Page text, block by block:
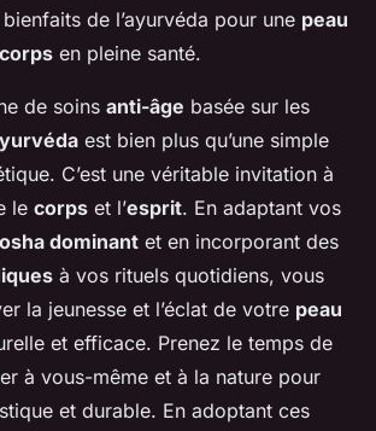
de l’ayurvéda pour une peau
corps en pleine santé.
de soins anti-âge basée sur les
est bien plus qu’une simple
C’est une véritable invitation à
le corps et l’esprit. En adaptant vos
dominant et en incorporant des
à vos rituels quotidiens, vous
la jeunesse et l’éclat de votre peau
et efficace. Prenez le temps de
à vous-même et à la nature pour
et durable. En adoptant ces